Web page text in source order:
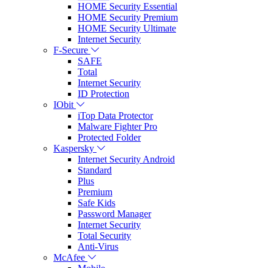
HOME Security Essential
HOME Security Premium
HOME Security Ultimate
Internet Security
F-Secure
SAFE
Total
Internet Security
ID Protection
IObit
iTop Data Protector
Malware Fighter Pro
Protected Folder
Kaspersky
Internet Security Android
Standard
Plus
Premium
Safe Kids
Password Manager
Internet Security
Total Security
Anti-Virus
McAfee